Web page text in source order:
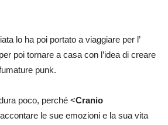
lo ha poi portato a viaggiare per l’
poi tornare a casa con l’idea di creare
punk.
poco, perché <Cranio
le sue emozioni e la sua vita